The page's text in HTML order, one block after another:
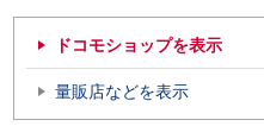
ドコモショップを表示
量販店などを表示